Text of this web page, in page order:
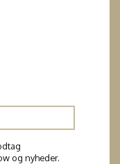
og nyheder.